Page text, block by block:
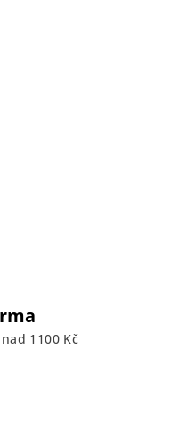
1100 Kč